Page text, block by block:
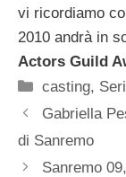
vi ricordiamo
2010 andrà in
Actors Guild
Categorie
casting,
Gabriella
di Sanremo
Sanremo